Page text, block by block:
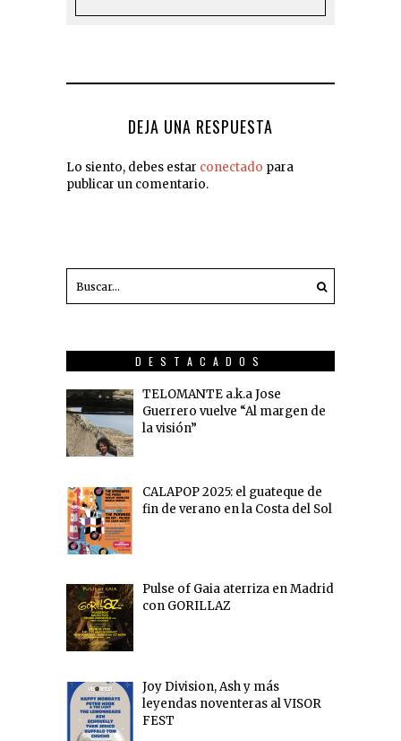
DEJA UNA RESPUESTA
Lo siento, debes estar conectado para
publicar un comentario.
DESTACADOS
TELOMANTE a.k.a Jose
Guerrero vuelve “Al margen de
la visión”
CALAPOP 2025: el guateque de
fin de verano en la Costa del Sol
Pulse of Gaia aterriza en Madrid
con GORILLAZ
Joy Division, Ash y más
leyendas noventeras al VISOR
FEST